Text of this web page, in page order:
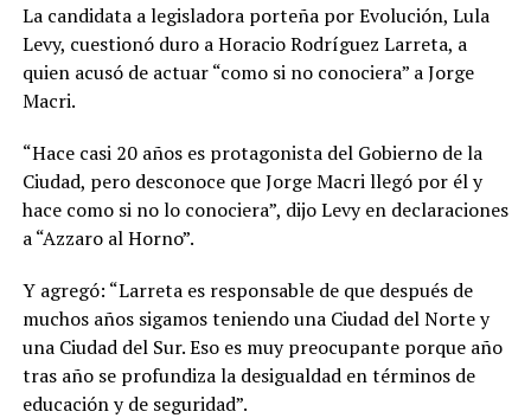
La candidata a legisladora porteña por Evolución, Lula
Levy, cuestionó duro a Horacio Rodríguez Larreta, a
quien acusó de actuar “como si no conociera” a Jorge
Macri.
“Hace casi 20 años es protagonista del Gobierno de la
Ciudad, pero desconoce que Jorge Macri llegó por él y
hace como si no lo conociera”, dijo Levy en declaraciones
a “Azzaro al Horno”.
Y agregó: “Larreta es responsable de que después de
muchos años sigamos teniendo una Ciudad del Norte y
una Ciudad del Sur. Eso es muy preocupante porque año
tras año se profundiza la desigualdad en términos de
educación y de seguridad”.